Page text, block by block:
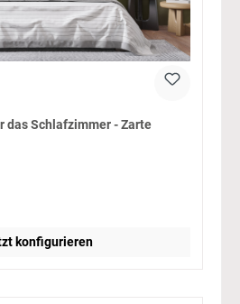
das Schlafzimmer - Zarte
konfigurieren